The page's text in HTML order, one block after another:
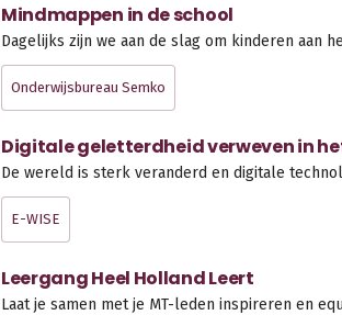
Mindmappen in de school
Dagelijks zijn we aan de slag om kinderen aan
Onderwijsbureau Semko
Digitale geletterdheid verweven in
De wereld is sterk veranderd en digitale
E-WISE
Leergang Heel Holland Leert
Laat je samen met je MT-leden inspireren en